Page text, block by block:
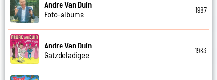
Andre Van Duin
Foto-albums
1987
Andre Van Duin
Gatzdeladigee
1983